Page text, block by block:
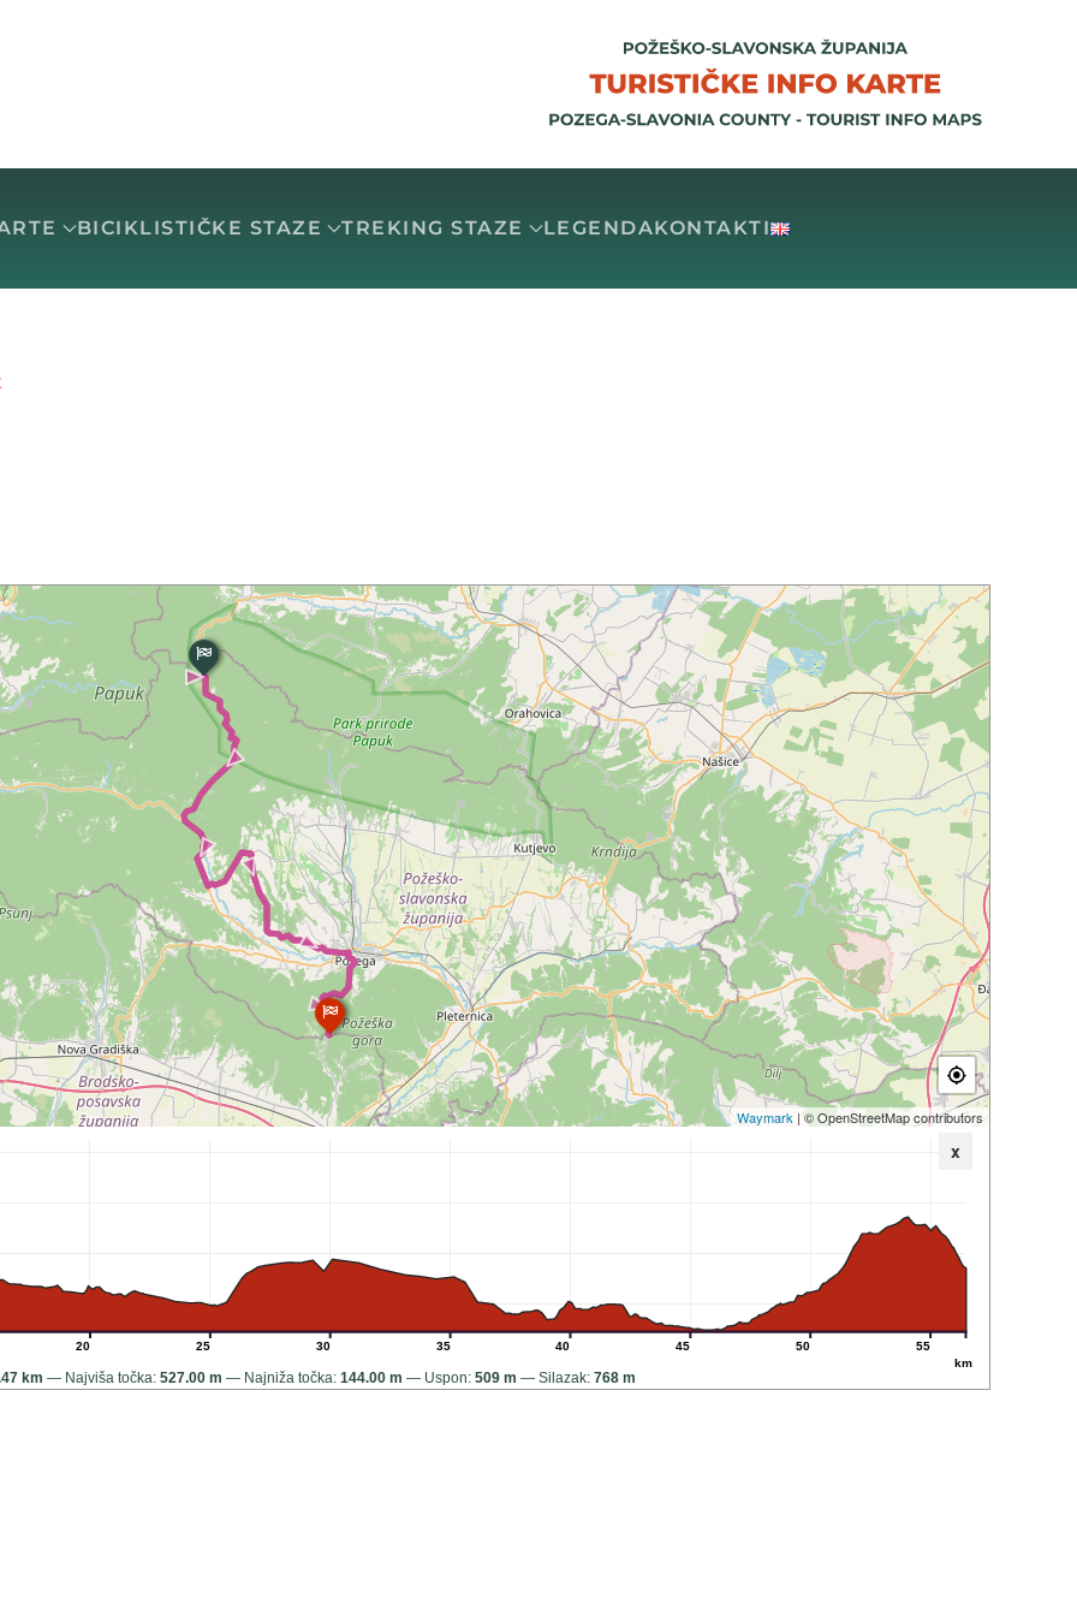
BICIKLISTIČKE STAZE TREKING STAZE LEGENDAKONTAKTI
Waymark | © OpenStreetMap contributors
x
20 25 30 35 40 45 50 55
km
km Najviša točka: 527.00 m Najniža točka: 144.00 m Uspon: 509 m Silazak: 768 m